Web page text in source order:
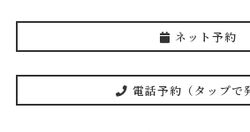
ネット予約
電話予約（タップで